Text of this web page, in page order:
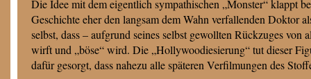
Die Idee mit dem eigentlich sympathischen „Monster“ klappt
Geschichte eher den langsam dem Wahn verfallenden Doktor
selbst, dass – aufgrund seines selbst gewollten Rückzuges
wirft und „böse“ wird. Die „Hollywoodiesierung“ tut dieser
dafür gesorgt, dass nahezu alle späteren Verfilmungen des